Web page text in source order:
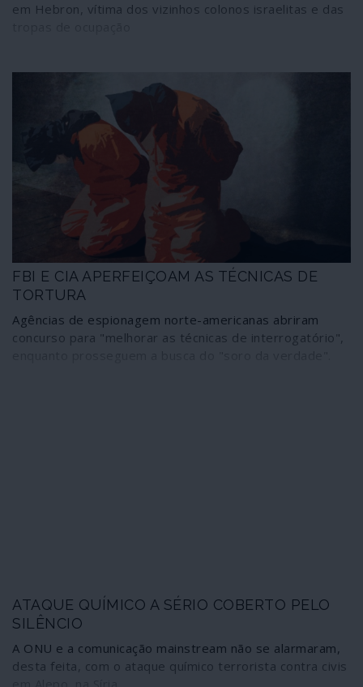
em Hebron, vítima dos vizinhos colonos israelitas e das
FBI E CIA APERFEIÇOAM AS TÉCNICAS DE
TORTURA
Agências de espionagem norte-americanas abriram
concurso para "melhorar as técnicas de interrogatório",
ATAQUE QUÍMICO A SÉRIO COBERTO PELO
SILÊNCIO
A ONU e a comunicação mainstream não se alarmaram,
desta feita, com o ataque químico terrorista contra civis